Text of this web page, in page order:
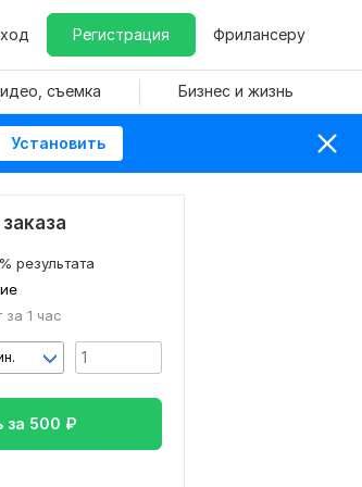
Регистрация Фрилансеру
съемка Бизнес и жизнь
Установить
результата
1 час
за 500 ₽